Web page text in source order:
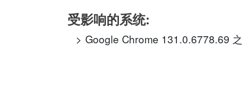
受影响的系统:
Google Chrome 131.0.6778.69